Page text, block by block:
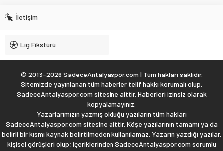
İletişim
Lig Fikstürü
© 2013-2026 SadeceAntalyaspor.com | Tüm hakları saklıdır.
Sitemizde yayınlanan tüm haberler telif hakkı korumalı olup,
SadeceAntalyaspor.com sitesine aittir. Haberleri izinsiz olarak
kopyalamayınız.
Yazarlarımızın yazmış olduğu yazıların tüm hakları
SadeceAntalyaspor.com sitesine aittir. Köşe yazılarının tamamı ya da
belirli bir kısmı kaynak belirtilmeden kullanılamaz. Yazarın yazdığı yazılar,
kişisel görüşleri olup; içeriklerinden SadeceAntalyaspor.com sorumlu